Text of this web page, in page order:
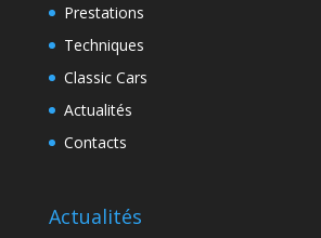
Prestations
Techniques
Classic Cars
Actualités
Contacts
Actualités